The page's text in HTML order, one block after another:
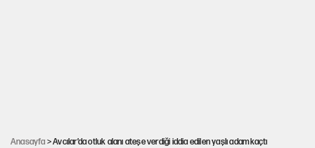
Anasayfa > Avcılar’da otluk alanı ateşe verdiği iddia edilen yaşlı adam kaçtı